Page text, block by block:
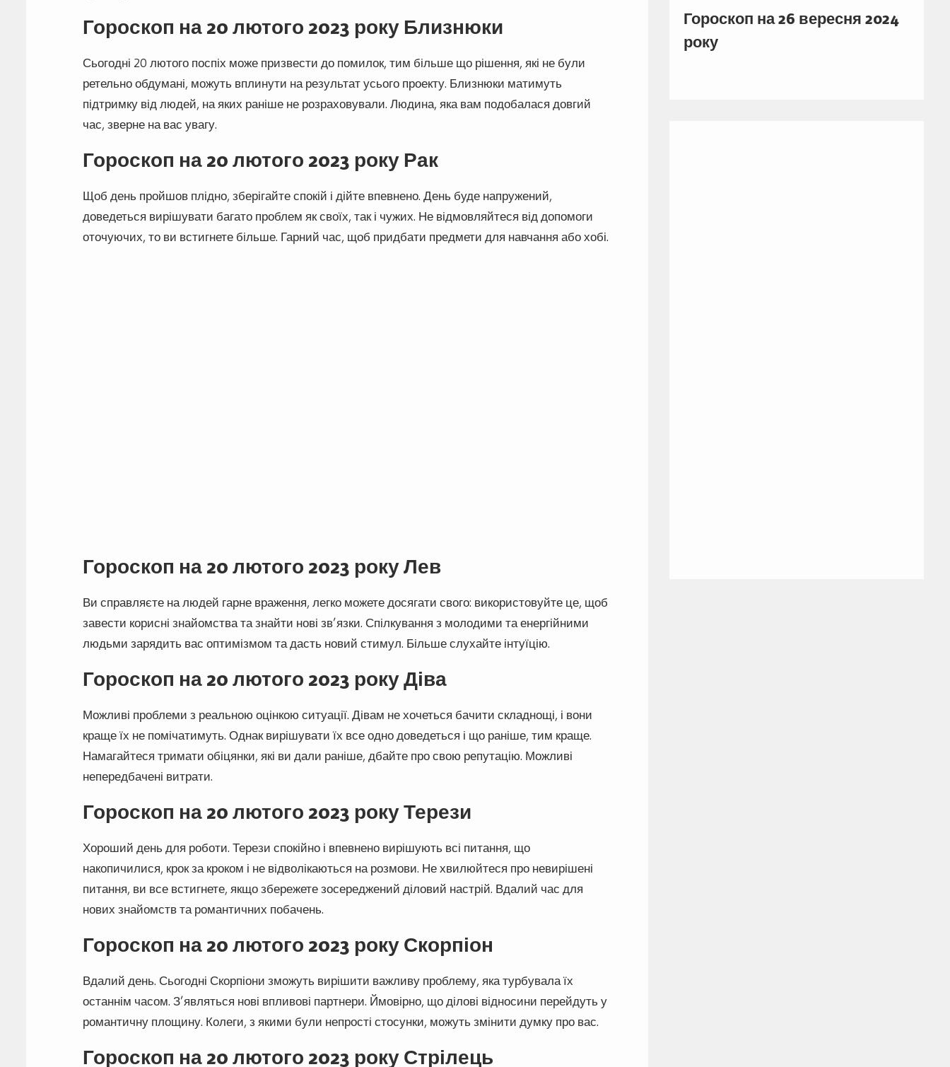
Гороскоп на 20 лютого 2023 року Близнюки
Сьогодні 20 лютого поспіх може призвести до помилок, тим більше що рішення, які не були
ретельно обдумані, можуть вплинути на результат усього проекту. Близнюки матимуть
підтримку від людей, на яких раніше не розраховували. Людина, яка вам подобалася довгий
час, зверне на вас увагу.
Гороскоп на 20 лютого 2023 року Рак
Щоб день пройшов плідно, зберігайте спокій і дійте впевнено. День буде напружений,
доведеться вирішувати багато проблем як своїх, так і чужих. Не відмовляйтеся від допомоги
оточуючих, то ви встигнете більше. Гарний час, щоб придбати предмети для навчання або хобі.
Гороскоп на 20 лютого 2023 року Лев
Ви справляєте на людей гарне враження, легко можете досягати свого: використовуйте це, щоб
завести корисні знайомства та знайти нові зв’язки. Спілкування з молодими та енергійними
людьми зарядить вас оптимізмом та дасть новий стимул. Більше слухайте інтуїцію.
Гороскоп на 20 лютого 2023 року Діва
Можливі проблеми з реальною оцінкою ситуації. Дівам не хочеться бачити складнощі, і вони
краще їх не помічатимуть. Однак вирішувати їх все одно доведеться і що раніше, тим краще.
Намагайтеся тримати обіцянки, які ви дали раніше, дбайте про свою репутацію. Можливі
непередбачені витрати.
Гороскоп на 20 лютого 2023 року Терези
Хороший день для роботи. Терези спокійно і впевнено вирішують всі питання, що
накопичилися, крок за кроком і не відволікаються на розмови. Не хвилюйтеся про невирішені
питання, ви все встигнете, якщо збережете зосереджений діловий настрій. Вдалий час для
нових знайомств та романтичних побачень.
Гороскоп на 20 лютого 2023 року Скорпіон
Вдалий день. Сьогодні Скорпіони зможуть вирішити важливу проблему, яка турбувала їх
останнім часом. З’являться нові впливові партнери. Ймовірно, що ділові відносини перейдуть у
романтичну площину. Колеги, з якими були непрості стосунки, можуть змінити думку про вас.
Гороскоп на 20 лютого 2023 року Стрілець
Гороскоп на 26 вересня 2024
року